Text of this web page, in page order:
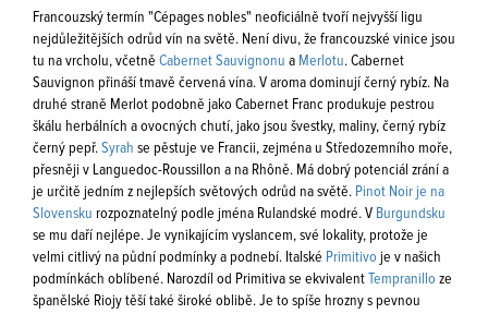
Francouzský termín "Cépages nobles" neoficiálně tvoří nejvyšší ligu
nejdůležitějších odrůd vín na světě. Není divu, že francouzské vinice jsou
tu na vrcholu, včetně Cabernet Sauvignonu a Merlotu. Cabernet
Sauvignon přináší tmavě červená vína. V aroma dominují černý rybíz. Na
druhé straně Merlot podobně jako Cabernet Franc produkuje pestrou
škálu herbálních a ovocných chutí, jako jsou švestky, maliny, černý rybíz
černý pepř. Syrah se pěstuje ve Francii, zejména u Středozemního moře,
přesněji v Languedoc-Roussillon a na Rhôně. Má dobrý potenciál zrání a
je určitě jedním z nejlepších světových odrůd na světě. Pinot Noir je na
Slovensku rozpoznatelný podle jména Rulandské modré. V Burgundsku
se mu daří nejlépe. Je vynikajícím vyslancem, své lokality, protože je
velmi citlivý na půdní podmínky a podnebí. Italské Primitivo je v našich
podmínkách oblíbené. Narozdíl od Primitiva se ekvivalent Tempranillo ze
španělské Riojy těší také široké oblibě. Je to spíše hrozny s pevnou